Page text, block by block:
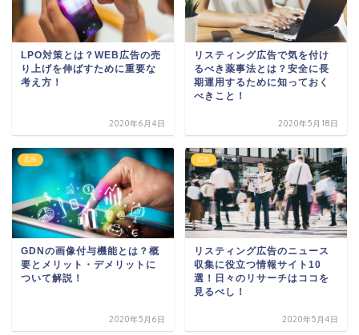
LPO対策とは？WEB広告の売
り上げを伸ばすために重要な
考え方！
2020年6月4日
リスティング広告で気を付け
るべき薬事法とは？安全に長
期運用するために知っておく
べきこと！
2020年5月18日
広告
GDNの画像付与機能とは？概
要とメリット・デメリットに
ついて解説！
2020年5月6日
広告
リスティング広告のニュース
収集に役立つ情報サイト10
選！日々のリサーチはココを
見るべし！
2020年5月4日